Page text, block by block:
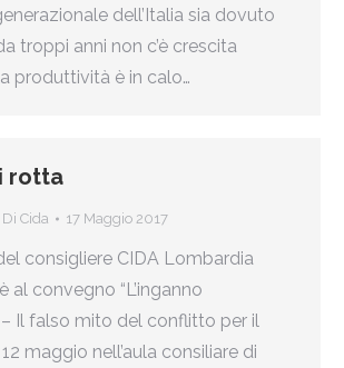
dell’Italia sia dovuto
troppi anni non c’è crescita
produttività è in calo…
rotta
Di Cida 17 Maggio 2017
consigliere CIDA Lombardia
al convegno “L’inganno
Il falso mito del conflitto per il
maggio nell’aula consiliare di